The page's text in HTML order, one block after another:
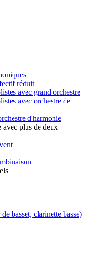
réduit
avec grand orchestre
avec orchestre de
d'harmonie
avec plus de deux
basset, clarinette basse)